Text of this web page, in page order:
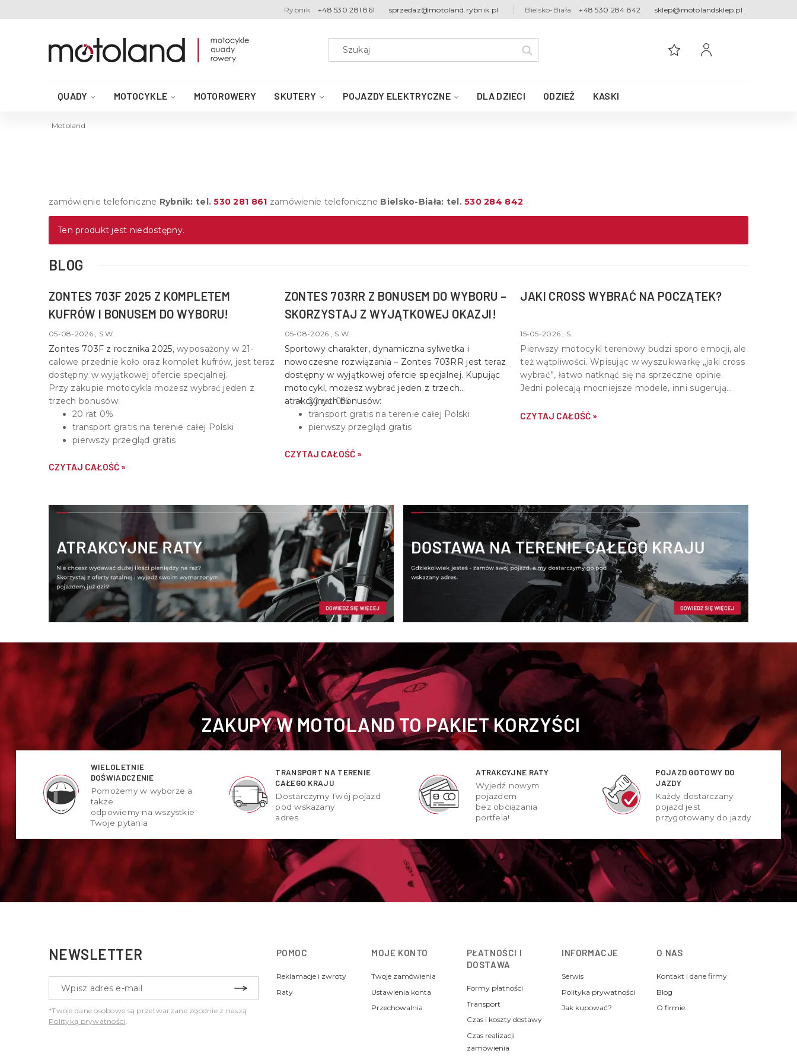
Rybnik +48 530 281 861 sprzedaz@motoland.rybnik.pl Bielsko-Biała +48 530 284 842 sklep@motolandsklep.pl
QUADY MOTOCYKLE MOTOROWERY SKUTERY POJAZDY ELEKTRYCZNE DLA DZIECI ODZIEŻ KASKI
AKCESORIA DO QUADA
Motoland
zamówienie telefoniczne Rybnik: tel.530 281 861 zamówienie telefoniczne Bielsko-Biała: tel.530 284 842
Ten produkt jest niedostępny.
BLOG
ZONTES 703F 2025 Z KOMPLETEM
KUFRÓW I BONUSEM DO WYBORU!
05-08-2026 , S.W.
Zontes 703F z rocznika 2025, wyposażony w 21-
calowe przednie koło oraz komplet kufrów, jest teraz
dostępny w wyjątkowej ofercie specjalnej.
Przy zakupie motocykla możesz wybrać jeden z
trzech bonusów:
20 rat 0%
transport gratis na terenie całej Polski
pierwszy przegląd gratis
CZYTAJ CAŁOŚĆ »
ZONTES 703RR Z BONUSEM DO WYBORU –
SKORZYSTAJ Z WYJĄTKOWEJ OKAZJI!
05-08-2026 , S.W.
Sportowy charakter, dynamiczna sylwetka i
nowoczesne rozwiązania – Zontes 703RR jest teraz
dostępny w wyjątkowej ofercie specjalnej. Kupując
motocykl, możesz wybrać jeden z trzech
atrakcyjnych bonusów:
20 rat 0%
transport gratis na terenie całej Polski
pierwszy przegląd gratis
CZYTAJ CAŁOŚĆ »
JAKI CROSS WYBRAĆ NA POCZĄTEK?
15-05-2026 , S.
Pierwszy motocykl terenowy budzi sporo emocji, ale
też wątpliwości. Wpisując w wyszukiwarkę „jaki cross
wybrać”, łatwo natknąć się na sprzeczne opinie.
Jedni polecają mocniejsze modele, inni sugerują
dobry cross na start powinien być dopasowany do
CZYTAJ CAŁOŚĆ »
ZAKUPY W MOTOLAND TO PAKIET KORZYŚCI
WIELOLETNIE
DOŚWIADCZENIE
Pomożemy w wyborze a
także
odpowiemy na wszystkie
Twoje pytania
TRANSPORT NA TERENIE
CAŁEGO KRAJU
Dostarczymy Twój pojazd
pod wskazany
adres
ATRAKCYJNE RATY
Wyjedź nowym
pojazdem
bez obciążania
portfela!
POJAZD GOTOWY DO
JAZDY
Każdy dostarczany
pojazd jest
przygotowany do jazdy
NEWSLETTER
*Twoje dane osobowe są przetwarzane zgodnie z naszą
Polityką prywatności .
POMOC
Reklamacje i zwroty
Raty
MOJE KONTO
Twoje zamówienia
Ustawienia konta
Przechowalnia
PŁATNOŚCI I
DOSTAWA
Formy płatności
Transport
Czas i koszty dostawy
Czas realizacji
zamówienia
INFORMACJE
Serwis
Polityka prywatności
Jak kupować?
O NAS
Kontakt i dane firmy
Blog
O firmie